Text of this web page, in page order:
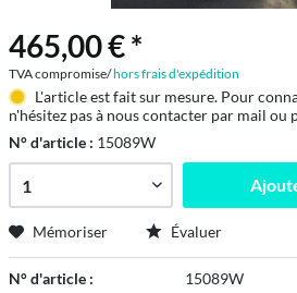
465,00 € *
TVA compromise/hors frais d'expédition
L'article est fait sur mesure. Pour
n'hésitez pas à nous contacter par mail ou
N° d'article : 15089W
Mémoriser Évaluer
N° d'article : 15089W